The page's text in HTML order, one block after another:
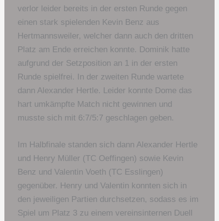
verlor leider bereits in der ersten Runde gegen
einen stark spielenden Kevin Benz aus
Hertmannsweiler, welcher dann auch den dritten
Platz am Ende erreichen konnte. Dominik hatte
aufgrund der Setzposition an 1 in der ersten
Runde spielfrei. In der zweiten Runde wartete
dann Alexander Hertle. Leider konnte Dome das
hart umkämpfte Match nicht gewinnen und
musste sich mit 6:7/5:7 geschlagen geben.
Im Halbfinale standen sich dann Alexander Hertle
und Henry Müller (TC Oeffingen) sowie Kevin
Benz und Valentin Voeth (TC Esslingen)
gegenüber. Henry und Valentin konnten sich in
den jeweiligen Partien durchsetzen, sodass es im
Spiel um Platz 3 zu einem vereinsinternen Duell